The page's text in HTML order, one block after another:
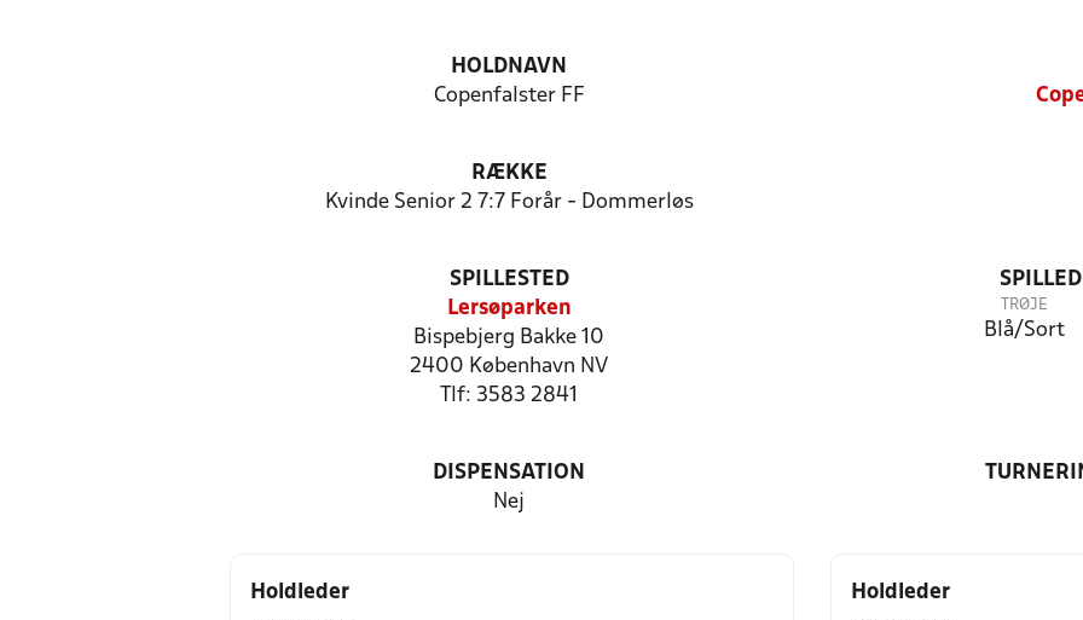
HOLDNAVN
Copenfalster FF
RÆKKE
Kvinde Senior 2 7:7 Forår - Dommerløs
SPILLESTED
Lersøparken
Bispebjerg Bakke 10
2400 København NV
Tlf: 3583 2841
TRØJE
Blå/Sort
DISPENSATION
Nej
Holdleder
Holdleder